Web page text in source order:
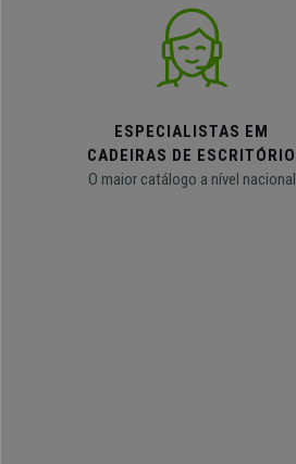
ESPECIALISTAS EM
CADEIRAS DE ESCRITÓRIO
O maior catálogo a nível nacional